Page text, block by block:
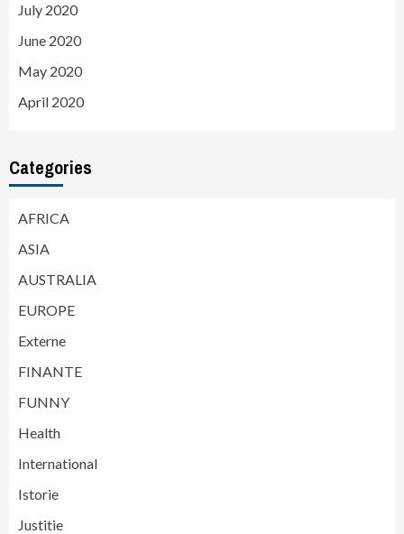
July 2020
June 2020
May 2020
April 2020
Categories
AFRICA
ASIA
AUSTRALIA
EUROPE
Externe
FINANTE
FUNNY
Health
International
Istorie
Justitie